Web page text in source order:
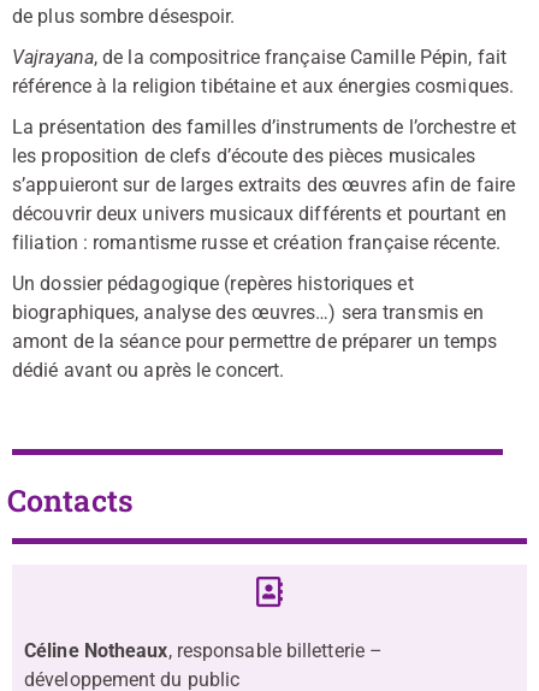
de plus sombre désespoir.
Vajrayana, de la compositrice française Camille Pépin, fait
référence à la religion tibétaine et aux énergies cosmiques.
La présentation des familles d’instruments de l’orchestre et
les proposition de clefs d’écoute des pièces musicales
s’appuieront sur de larges extraits des œuvres afin de faire
découvrir deux univers musicaux différents et pourtant en
filiation : romantisme russe et création française récente.
Un dossier pédagogique (repères historiques et
biographiques, analyse des œuvres…) sera transmis en
amont de la séance pour permettre de préparer un temps
dédié avant ou après le concert.
Contacts
Céline Notheaux, responsable billetterie –
développement du public